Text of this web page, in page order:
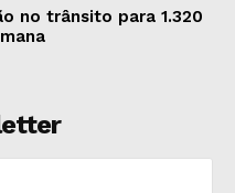
no trânsito para 1.320